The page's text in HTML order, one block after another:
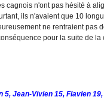
cagnois n'ont pas hésité à
ils n'avaient que 10
ne rentraient pas
pour la suite de
5, Jean-Vivien 15, Flavien